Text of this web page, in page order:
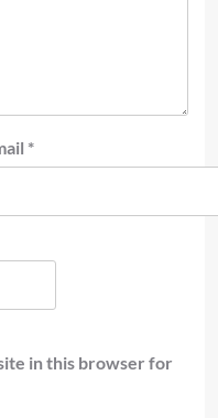
*
in this browser for